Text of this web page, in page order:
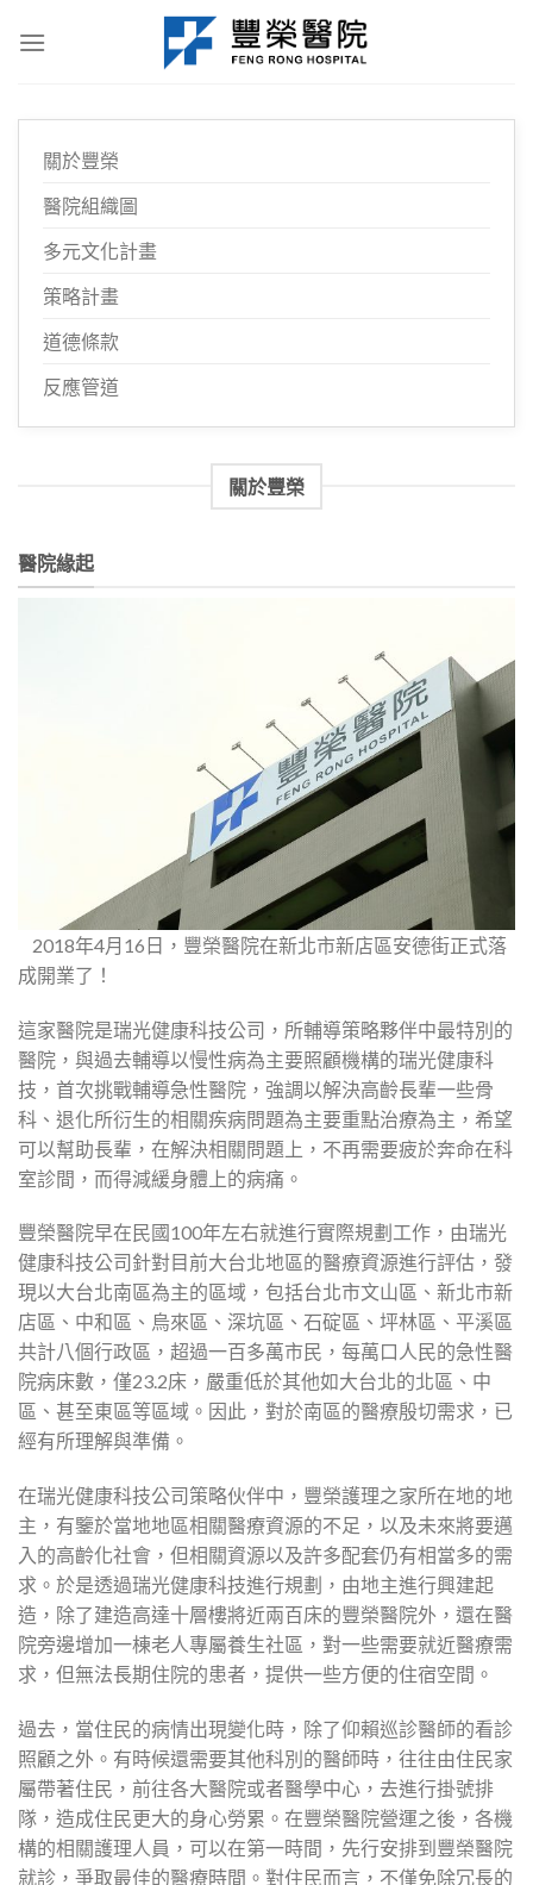
關於豐榮
醫院組織圖
多元文化計畫
策略計畫
道德條款
反應管道
關於豐榮
醫院緣起
2018年4月16日，豐榮醫院在新北市新店區安德街正式落
成開業了！
這家醫院是瑞光健康科技公司，所輔導策略夥伴中最特別的
醫院，與過去輔導以慢性病為主要照顧機構的瑞光健康科
技，首次挑戰輔導急性醫院，強調以解決高齡長輩一些骨
科、退化所衍生的相關疾病問題為主要重點治療為主，希望
可以幫助長輩，在解決相關問題上，不再需要疲於奔命在科
室診間，而得減緩身體上的病痛。
豐榮醫院早在民國100年左右就進行實際規劃工作，由瑞光
健康科技公司針對目前大台北地區的醫療資源進行評估，發
現以大台北南區為主的區域，包括台北市文山區、新北市新
店區、中和區、烏來區、深坑區、石碇區、坪林區、平溪區
共計八個行政區，超過一百多萬市民，每萬口人民的急性醫
院病床數，僅23.2床，嚴重低於其他如大台北的北區、中
區、甚至東區等區域。因此，對於南區的醫療殷切需求，已
經有所理解與準備。
在瑞光健康科技公司策略伙伴中，豐榮護理之家所在地的地
主，有鑒於當地地區相關醫療資源的不足，以及未來將要邁
入的高齡化社會，但相關資源以及許多配套仍有相當多的需
求。於是透過瑞光健康科技進行規劃，由地主進行興建起
造，除了建造高達十層樓將近兩百床的豐榮醫院外，還在醫
院旁邊增加一棟老人專屬養生社區，對一些需要就近醫療需
求，但無法長期住院的患者，提供一些方便的住宿空間。
過去，當住民的病情出現變化時，除了仰賴巡診醫師的看診
照顧之外。有時候還需要其他科別的醫師時，往往由住民家
屬帶著住民，前往各大醫院或者醫學中心，去進行掛號排
隊，造成住民更大的身心勞累。在豐榮醫院營運之後，各機
構的相關護理人員，可以在第一時間，先行安排到豐榮醫院
就診，爭取最佳的醫療時間。對住民而言，不僅免除冗長的